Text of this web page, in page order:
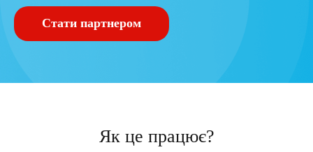
Стати партнером
Як це працює?